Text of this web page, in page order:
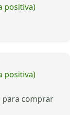
positiva)
positiva)
para comprar